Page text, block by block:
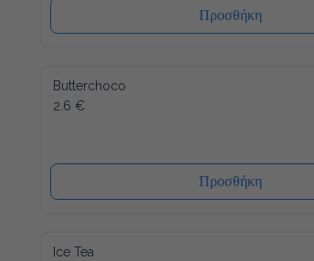
Προσθήκη
Butterchoco
2.6 €
Προσθήκη
Ice Tea